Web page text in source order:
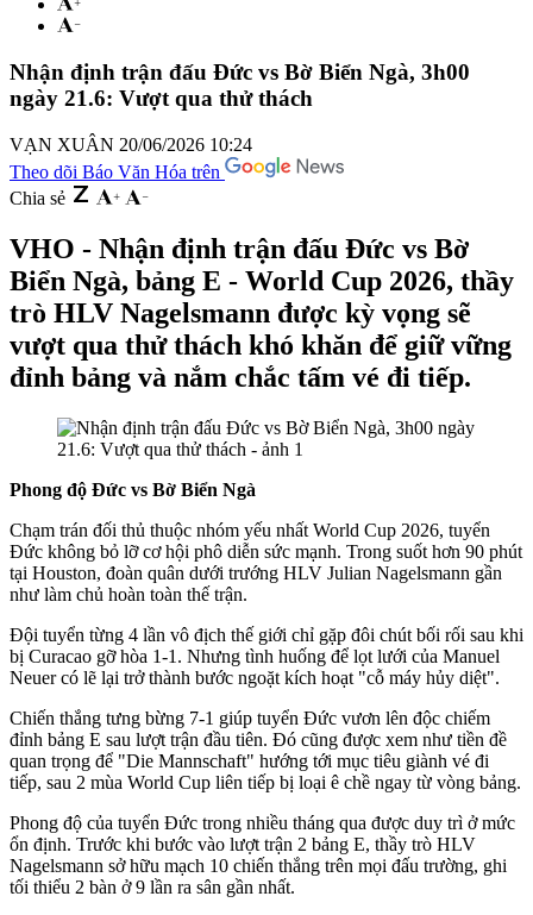
Nhận định trận đấu Đức vs Bờ Biển Ngà, 3h00
ngày 21.6: Vượt qua thử thách
VẠN XUÂN 20/06/2026 10:24
Theo dõi Báo Văn Hóa trên
Chia sẻ
VHO - Nhận định trận đấu Đức vs Bờ
Biển Ngà, bảng E - World Cup 2026, thầy
trò HLV Nagelsmann được kỳ vọng sẽ
vượt qua thử thách khó khăn để giữ vững
đỉnh bảng và nắm chắc tấm vé đi tiếp.
Phong độ Đức vs Bờ Biển Ngà
Chạm trán đối thủ thuộc nhóm yếu nhất World Cup 2026, tuyển
Đức không bỏ lỡ cơ hội phô diễn sức mạnh. Trong suốt hơn 90 phút
tại Houston, đoàn quân dưới trướng HLV Julian Nagelsmann gần
như làm chủ hoàn toàn thế trận.
Đội tuyển từng 4 lần vô địch thế giới chỉ gặp đôi chút bối rối sau khi
bị Curacao gỡ hòa 1-1. Nhưng tình huống để lọt lưới của Manuel
Neuer có lẽ lại trở thành bước ngoặt kích hoạt "cỗ máy hủy diệt".
Chiến thắng tưng bừng 7-1 giúp tuyển Đức vươn lên độc chiếm
đỉnh bảng E sau lượt trận đầu tiên. Đó cũng được xem như tiền đề
quan trọng để "Die Mannschaft" hướng tới mục tiêu giành vé đi
tiếp, sau 2 mùa World Cup liên tiếp bị loại ê chề ngay từ vòng bảng.
Phong độ của tuyển Đức trong nhiều tháng qua được duy trì ở mức
ổn định. Trước khi bước vào lượt trận 2 bảng E, thầy trò HLV
Nagelsmann sở hữu mạch 10 chiến thắng trên mọi đấu trường, ghi
tối thiểu 2 bàn ở 9 lần ra sân gần nhất.